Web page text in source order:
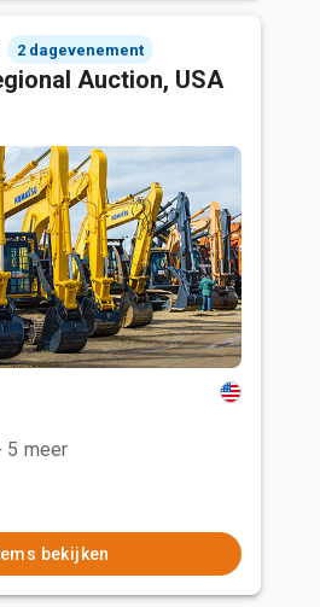
2 dagevenement
Auction, USA
5 meer
bekijken